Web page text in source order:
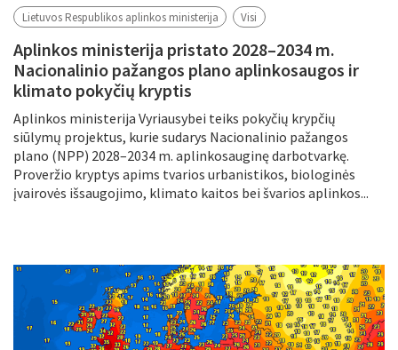
Lietuvos Respublikos aplinkos ministerija Visi
Aplinkos ministerija pristato 2028–2034 m.
Nacionalinio pažangos plano aplinkosaugos ir
klimato pokyčių kryptis
Aplinkos ministerija Vyriausybei teiks pokyčių krypčių
siūlymų projektus, kurie sudarys Nacionalinio pažangos
plano (NPP) 2028–2034 m. aplinkosauginę darbotvarkę.
Proveržio kryptys apims tvarios urbanistikos, biologinės
įvairovės išsaugojimo, klimato kaitos bei švarios aplinkos...